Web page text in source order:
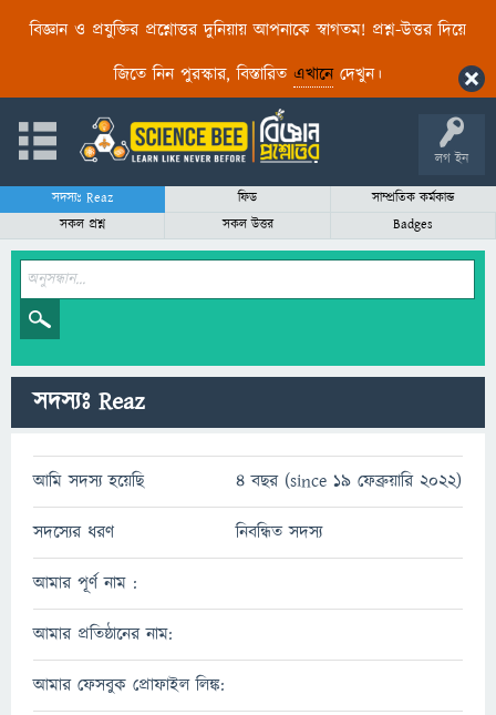
বিজ্ঞান ও প্রযুক্তির প্রশ্নোত্তর দুনিয়ায় আপনাকে স্বাগতম! প্রশ্ন-উত্তর দিয়ে
জিতে নিন পুরস্কার, বিস্তারিত এখানেদেখুন।
লগ ইন
সদস্যঃ Reaz ফিড
সাম্প্রতিক কর্মকান্ড
সকল প্রশ্ন
সকল উত্তর Badges
সদস্যঃ Reaz
আমি সদস্য হয়েছি 4 বছর (since 19 ফেব্রুয়ারি 2022)
সদস্যের ধরণ নিবন্ধিত সদস্য
আমার পূর্ণ নাম :
আমার প্রতিষ্ঠানের নাম:
আমার ফেসবুক প্রোফাইল লিঙ্ক: